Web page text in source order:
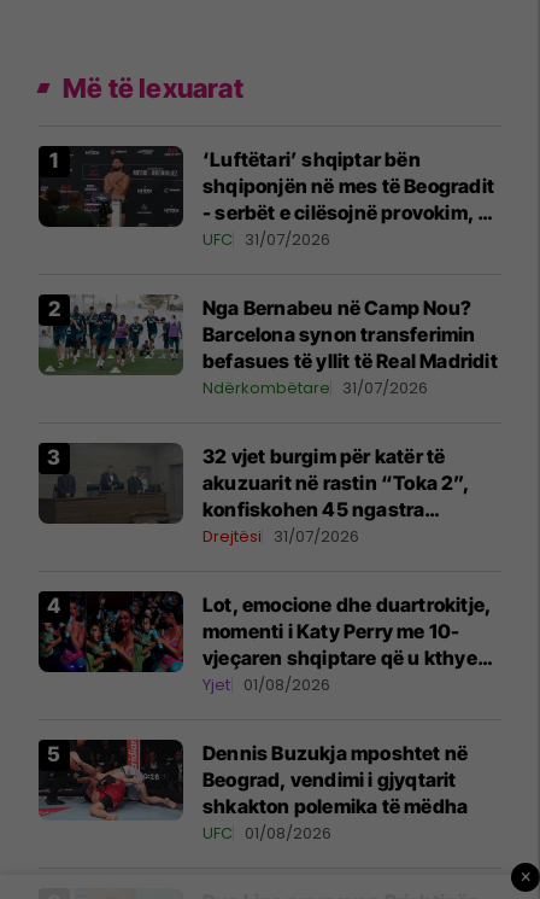
Më të lexuarat
‘Luftëtari’ shqiptar bën
shqiponjën në mes të Beogradit
- serbët e cilësojnë provokim, ai
e cilëson simbol të identitetit
UFC 31/07/2026
Nga Bernabeu në Camp Nou?
Barcelona synon transferimin
befasues të yllit të Real Madridit
Ndërkombëtare 31/07/2026
32 vjet burgim për katër të
akuzuarit në rastin “Toka 2”,
konfiskohen 45 ngastra
kadastrale
Drejtësi 31/07/2026
Lot, emocione dhe duartrokitje,
momenti i Katy Perry me 10-
vjeçaren shqiptare që u kthye
në simbolin e natës në Sunny
Yjet 01/08/2026
Dennis Buzukja mposhtet në
Beograd, vendimi i gjyqtarit
shkakton polemika të mëdha
UFC 01/08/2026
×